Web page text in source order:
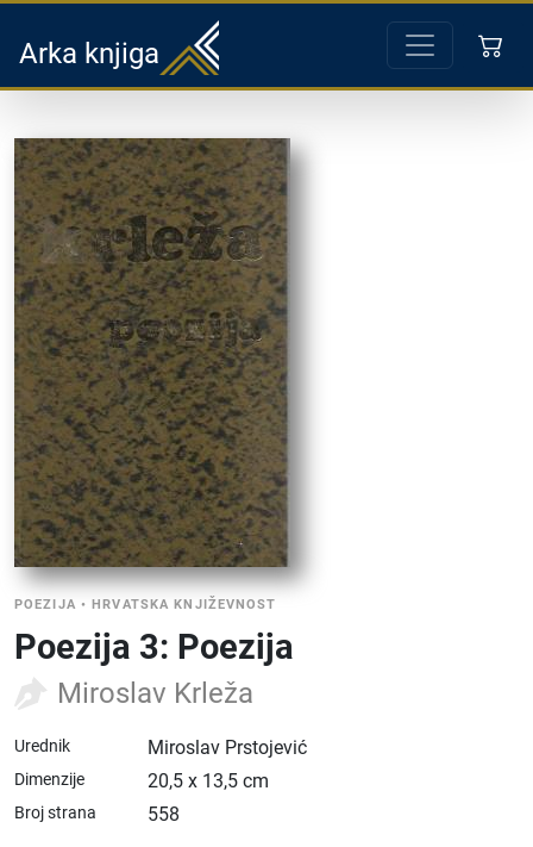
Arka knjiga
POEZIJA •HRVATSKA KNJIŽEVNOST
Poezija 3: Poezija
Miroslav Krleža
Urednik Miroslav Prstojević
Dimenzije 20,5 x 13,5 cm
Broj strana 558